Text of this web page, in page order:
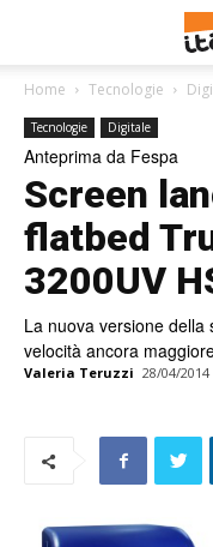
Home Tecnologie
Tecnologie Digitale
Anteprima da Fespa
Screen
flatbed
3200UV
La nuova versione
velocità ancora
Valeria Teruzzi 28/04/2014